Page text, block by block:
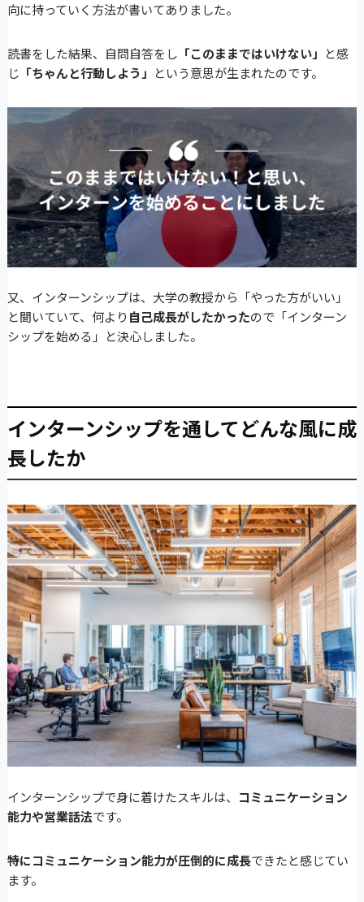
向に持っていく方法が書いてありました。
読書をした結果、自問自答をし 「このままではいけない」 と感
じ 「ちゃんと行動しよう」 という意思が生まれたのです。
又、インターンシップは、大学の教授から「やった方がいい」
と聞いていて、何より 自己成長がしたかったので「インターン
シップを始める」と決心しました。
インターンシップを通してどんな風に成
長したか
インターンシップで身に着けたスキルは、 コミュニケーション
能力や営業話法です。
特にコミュニケーション能力が圧倒的に成長できたと感じてい
ます。